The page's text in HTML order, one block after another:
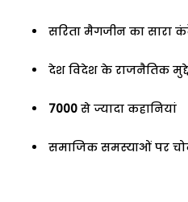
सरिता मैगजीन का सारा
देश विदेश के राजनैतिक
7000 से ज्यादा कहानियां
समाजिक समस्याओं पर